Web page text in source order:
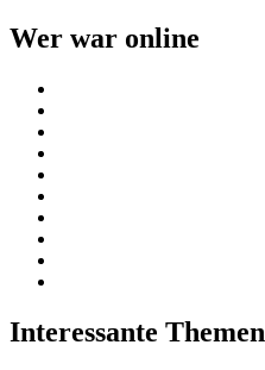
Wer war online
Interessante Themen